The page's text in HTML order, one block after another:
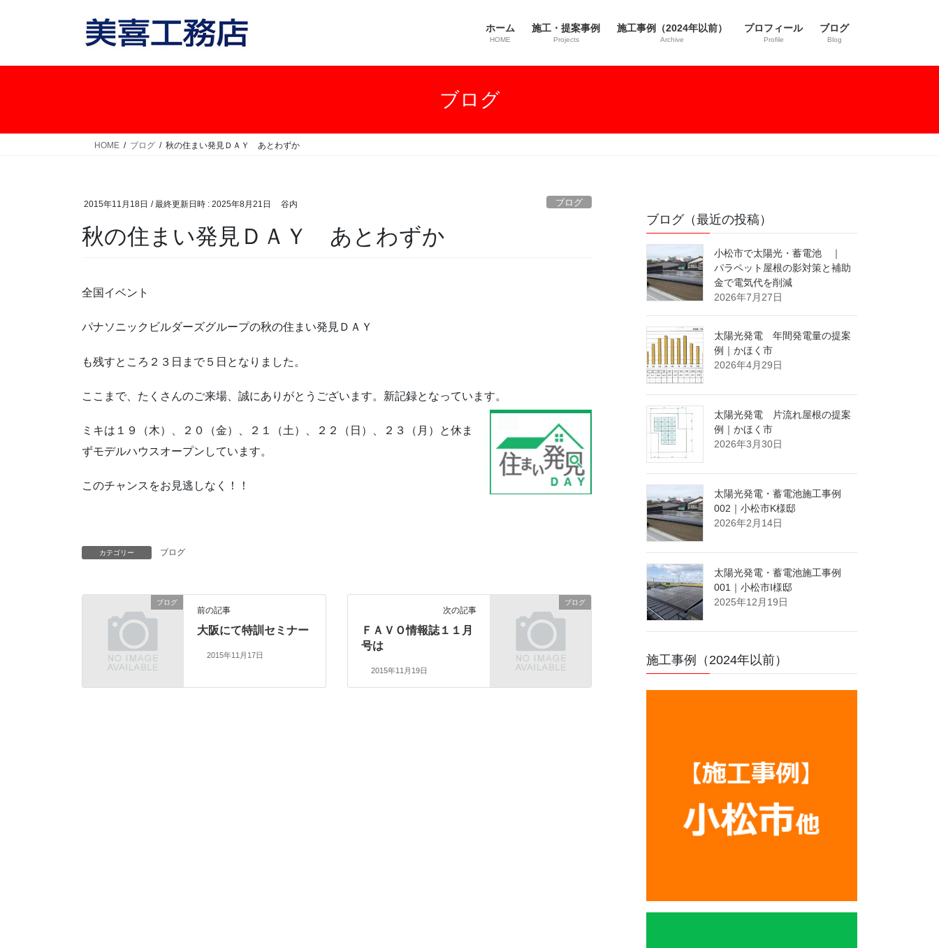
ホーム
HOME
施工・提案事例
Projects
施工事例（2024年以前）
Archive
プロフィール
Profile
ブログ
Blog
ブログ
HOME ブログ 秋の住まい発見ＤＡＹ あとわずか
2015年11月18日 / 最終更新日時 : 2025年8月21日 谷内 ブログ
秋の住まい発見ＤＡＹ あとわずか
全国イベント
パナソニックビルダーズグループの秋の住まい発見ＤＡＹ
も残すところ２３日まで５日となりました。
ここまで、たくさんのご来場、誠にありがとうございます。新記録となっています。
ミキは１９（木）、２０（金）、２１（土）、２２（日）、２３（月）と休ま
ずモデルハウスオープンしています。
このチャンスをお見逃しなく！！
カテゴリー ブログ
ブログ
前の記事
大阪にて特訓セミナー
2015年11月17日
ブログ
次の記事
ＦＡＶＯ情報誌１１月
号は
2015年11月19日
ブログ（最近の投稿）
小松市で太陽光・蓄電池 ｜
パラペット屋根の影対策と補助
金で電気代を削減
2026年7月27日
太陽光発電 年間発電量の提案
例｜かほく市
2026年4月29日
太陽光発電 片流れ屋根の提案
例｜かほく市
2026年3月30日
太陽光発電・蓄電池施工事例
002｜小松市K様邸
2026年2月14日
太陽光発電・蓄電池施工事例
001｜小松市I様邸
2025年12月19日
施工事例（2024年以前）